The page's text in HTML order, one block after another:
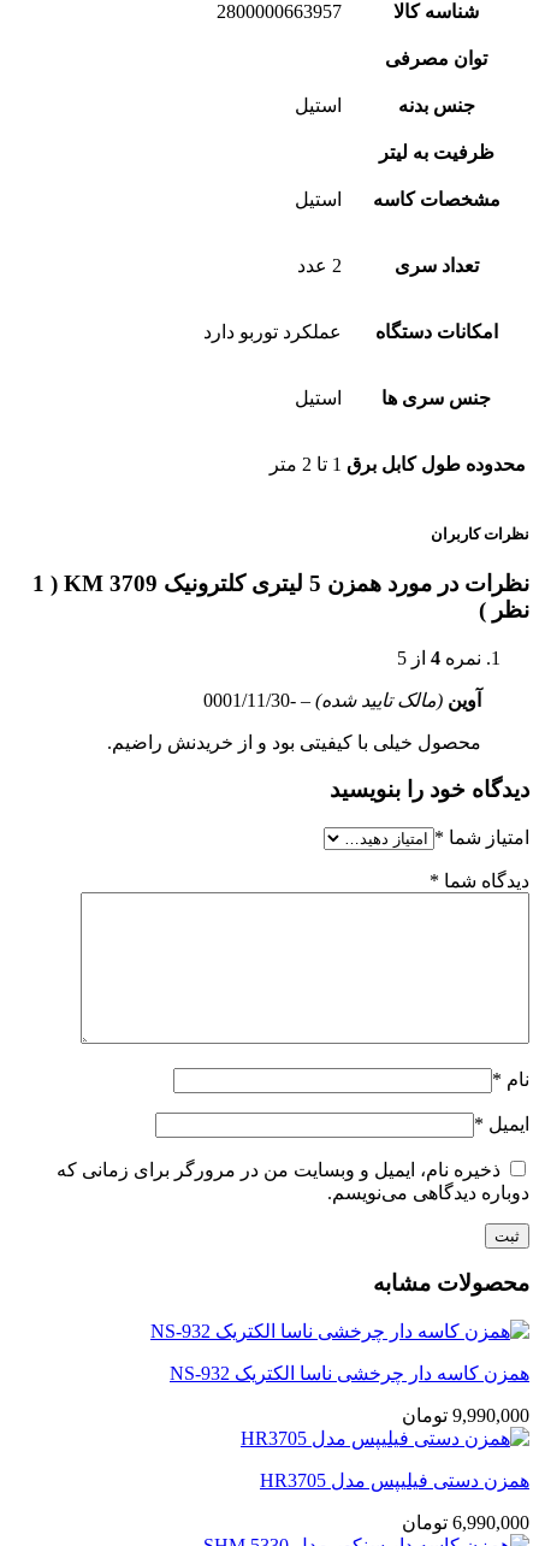
شناسه کالا 2800000663957
توان مصرفی
جنس بدنه استیل
ظرفیت به لیتر
مشخصات کاسه استیل
تعداد سری 2 عدد
امکانات دستگاه عملکرد توربو دارد
جنس سری ها استیل
محدوده طول کابل برق 1 تا 2 متر
نظرات کاربران
نظرات در مورد همزن 5 لیتری کلترونیک KM 3709 ( 1
نظر )
نمره 4 از 5
آوین (مالک تایید شده) –
-0001/11/30
محصول خیلی با کیفیتی بود و از خریدنش راضیم.
دیدگاه خود را بنویسید
امتیاز شما *
دیدگاه شما *
نام *
ایمیل *
ذخیره نام، ایمیل و وبسایت من در مرورگر برای زمانی که
دوباره دیدگاهی می‌نویسم.
محصولات مشابه
همزن کاسه دار چرخشی ناسا الکتریک NS-932
9,990,000 تومان
همزن دستی فیلیپس مدل HR3705
6,990,000 تومان